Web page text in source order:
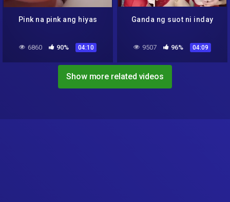
Pink na pink ang hiyas
6860 90% 04:10
Ganda ng suot ni inday
9507 96% 04:09
Show more related videos